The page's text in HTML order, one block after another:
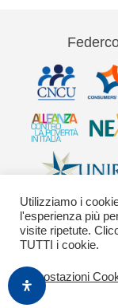
42020755-9
42020755
Images by Freepik
Utilizziamo i
l'esperienza più
visite ripetute.
TUTTI i cookie.
Impostazioni